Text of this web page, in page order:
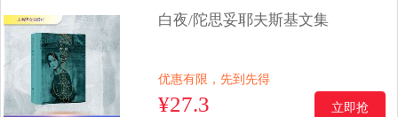
白夜/陀思妥耶夫斯基文集
优惠有限，先到先得
¥27.3 立即抢